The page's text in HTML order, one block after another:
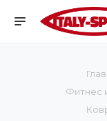
Фитнес